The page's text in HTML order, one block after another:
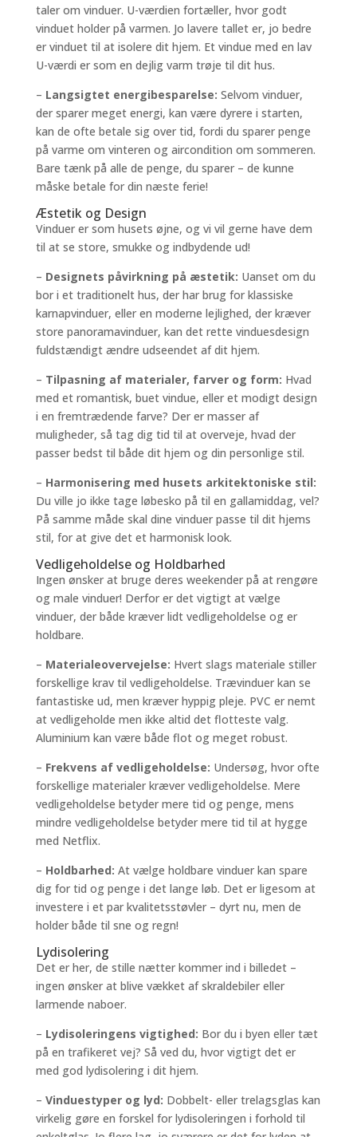
taler om vinduer. U-værdien fortæller, hvor godt
vinduet holder på varmen. Jo lavere tallet er, jo bedre
er vinduet til at isolere dit hjem. Et vindue med en lav
U-værdi er som en dejlig varm trøje til dit hus.
– Langsigtet energibesparelse: Selvom vinduer,
der sparer meget energi, kan være dyrere i starten,
kan de ofte betale sig over tid, fordi du sparer penge
på varme om vinteren og aircondition om sommeren.
Bare tænk på alle de penge, du sparer – de kunne
måske betale for din næste ferie!
Æstetik og Design
Vinduer er som husets øjne, og vi vil gerne have dem
til at se store, smukke og indbydende ud!
– Designets påvirkning på æstetik: Uanset om du
bor i et traditionelt hus, der har brug for klassiske
karnapvinduer, eller en moderne lejlighed, der kræver
store panoramavinduer, kan det rette vinduesdesign
fuldstændigt ændre udseendet af dit hjem.
– Tilpasning af materialer, farver og form: Hvad
med et romantisk, buet vindue, eller et modigt design
i en fremtrædende farve? Der er masser af
muligheder, så tag dig tid til at overveje, hvad der
passer bedst til både dit hjem og din personlige stil.
– Harmonisering med husets arkitektoniske stil:
Du ville jo ikke tage løbesko på til en gallamiddag, vel?
På samme måde skal dine vinduer passe til dit hjems
stil, for at give det et harmonisk look.
Vedligeholdelse og Holdbarhed
Ingen ønsker at bruge deres weekender på at rengøre
og male vinduer! Derfor er det vigtigt at vælge
vinduer, der både kræver lidt vedligeholdelse og er
holdbare.
– Materialeovervejelse: Hvert slags materiale stiller
forskellige krav til vedligeholdelse. Trævinduer kan se
fantastiske ud, men kræver hyppig pleje. PVC er nemt
at vedligeholde men ikke altid det flotteste valg.
Aluminium kan være både flot og meget robust.
– Frekvens af vedligeholdelse: Undersøg, hvor ofte
forskellige materialer kræver vedligeholdelse. Mere
vedligeholdelse betyder mere tid og penge, mens
mindre vedligeholdelse betyder mere tid til at hygge
med Netflix.
– Holdbarhed: At vælge holdbare vinduer kan spare
dig for tid og penge i det lange løb. Det er ligesom at
investere i et par kvalitetsstøvler – dyrt nu, men de
holder både til sne og regn!
Lydisolering
Det er her, de stille nætter kommer ind i billedet –
ingen ønsker at blive vækket af skraldebiler eller
larmende naboer.
– Lydisoleringens vigtighed: Bor du i byen eller tæt
på en trafikeret vej? Så ved du, hvor vigtigt det er
med god lydisolering i dit hjem.
– Vinduestyper og lyd: Dobbelt- eller trelagsglas kan
virkelig gøre en forskel for lydisoleringen i forhold til